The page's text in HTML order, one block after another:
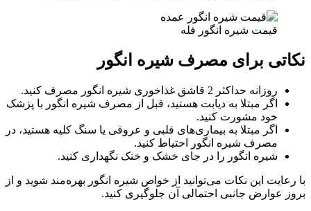
قیمت شیره انگور فله
نکاتی برای مصرف شیره انگور
روزانه حداکثر 2 قاشق غذاخوری شیره انگور مصرف کنید.
اگر مبتلا به دیابت هستید، قبل از مصرف شیره انگور با پزشک
خود مشورت کنید.
اگر مبتلا به بیماری‌های قلبی و عروقی یا سنگ کلیه هستید، در
مصرف شیره انگور احتیاط کنید.
شیره انگور را در جای خشک و خنک نگهداری کنید.
با رعایت این نکات می‌توانید از خواص شیره انگور بهره‌مند شوید و از
بروز عوارض جانبی احتمالی آن جلوگیری کنید.